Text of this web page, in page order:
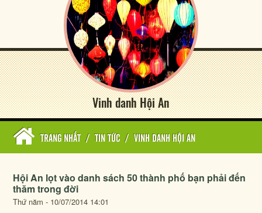
Vinh danh Hội An
TRANG NHẤT / TIN TỨC / VINH DANH HỘI AN
Hội An lọt vào danh sách 50 thành phố bạn phải đến
thăm trong đời
Thứ năm - 10/07/2014 14:01